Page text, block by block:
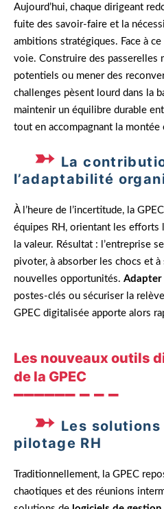
Aujourd’hui, chaque dirigeant
fuite des savoir-faire et la
ambitions stratégiques. Face à
voie. Construire des passerelles
potentiels ou mener des
challenges pèsent lourd dans la
maintenir un équilibre durable
tout en accompagnant la montée
La
l’adaptabilité
À l’heure de l’incertitude, la
équipes RH, orientant les efforts
la valeur. Résultat : l’entreprise
pivoter, à absorber les chocs et
nouvelles opportunités. Adapter
postes-clés ou sécuriser la relève
GPEC digitalisée apporte alors
Les nouveaux outils
de la GPEC
Les
pilotage RH
Traditionnellement, la GPEC
chaotiques et des réunions